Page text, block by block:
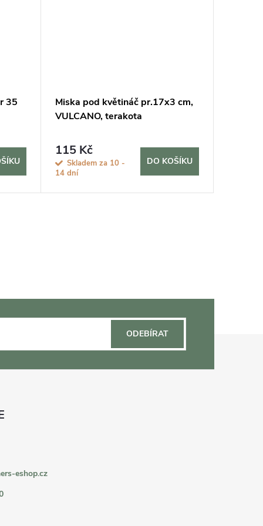
35
Miska pod květináč pr.17x3 cm,
VULCANO, terakota
115 Kč
Skladem za 10 -
14 dní
DO KOŠÍKU
ODEBÍRAT
eshop.cz